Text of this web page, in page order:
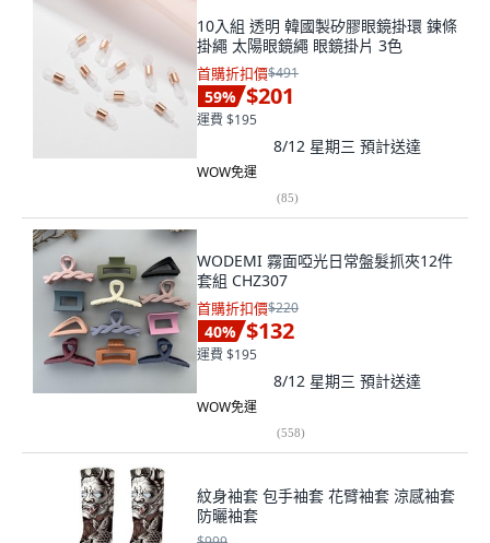
10入組 透明 韓國製矽膠眼鏡掛環 鍊條
掛繩 太陽眼鏡繩 眼鏡掛片 3色
首購折扣價$491
59% $201
運費 $195
8/12 星期三 預計送達
WOW免運
(85)
WODEMI 霧面啞光日常盤髮抓夾12件
套組 CHZ307
首購折扣價$220
40% $132
運費 $195
8/12 星期三 預計送達
WOW免運
(558)
紋身袖套 包手袖套 花臂袖套 涼感袖套
防曬袖套